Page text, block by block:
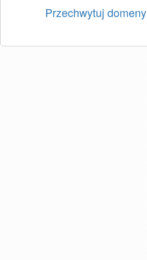
Przechwytuj domeny